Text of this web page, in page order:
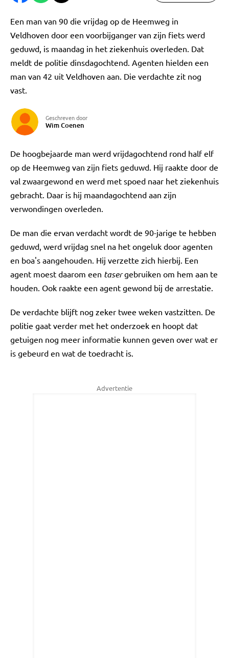
Een man van 90 die vrijdag op de Heemweg in
Veldhoven door een voorbijganger van zijn fiets werd
geduwd, is maandag in het ziekenhuis overleden. Dat
meldt de politie dinsdagochtend. Agenten hielden een
man van 42 uit Veldhoven aan. Die verdachte zit nog
vast.
Geschreven door
Wim Coenen
De hoogbejaarde man werd vrijdagochtend rond half elf
op de Heemweg van zijn fiets geduwd. Hij raakte door de
val zwaargewond en werd met spoed naar het ziekenhuis
gebracht. Daar is hij maandagochtend aan zijn
verwondingen overleden.
De man die ervan verdacht wordt de 90-jarige te hebben
geduwd, werd vrijdag snel na het ongeluk door agenten
en boa's aangehouden. Hij verzette zich hierbij. Een
agent moest daarom een tasergebruiken om hem aan te
houden. Ook raakte een agent gewond bij de arrestatie.
De verdachte blijft nog zeker twee weken vastzitten. De
politie gaat verder met het onderzoek en hoopt dat
getuigen nog meer informatie kunnen geven over wat er
is gebeurd en wat de toedracht is.
Advertentie